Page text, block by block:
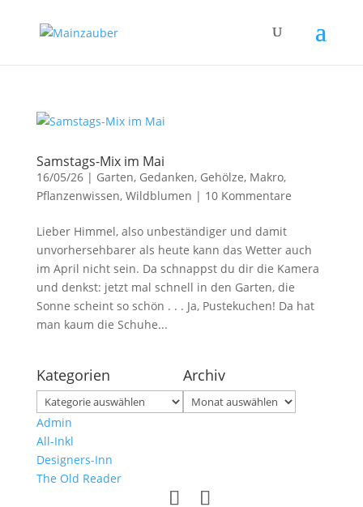
Samstags-Mix im Mai
16/05/26| Garten, Gedanken, Gehölze, Makro,
Pflanzenwissen, Wildblumen | 10 Kommentare
Lieber Himmel, also unbeständiger und damit
unvorhersehbarer als heute kann das Wetter auch
im April nicht sein. Da schnappst du dir die Kamera
und denkst: jetzt mal schnell in den Garten, die
Sonne scheint so schön . . . Ja, Pustekuchen! Da hat
man kaum die Schuhe...
Kategorien
Kategorien
Archiv
Archiv
Admin
All-Inkl
Designers-Inn
The Old Reader